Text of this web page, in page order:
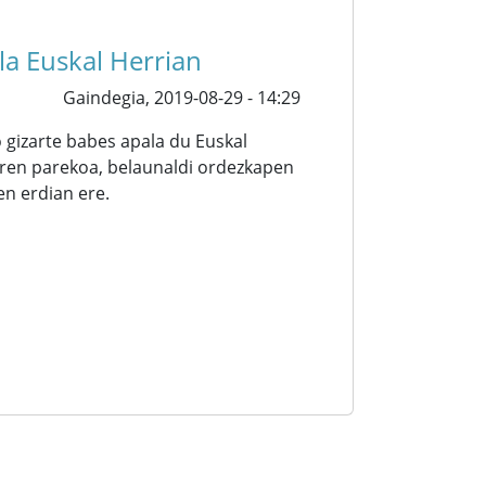
Euskal Herrian
Gaindegia, 2019-08-29 - 14:29
babes apala du Euskal
parekoa, belaunaldi ordezkapen
erdian ere.